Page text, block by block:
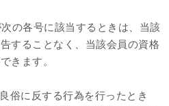
の各号に該当するときは、当該
することなく、当該会員の資格
きます。
俗に反する行為を行ったとき